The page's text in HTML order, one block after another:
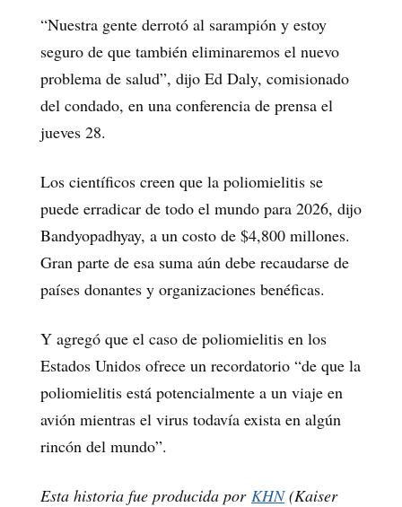
“Nuestra gente derrotó al sarampión y estoy
seguro de que también eliminaremos el nuevo
problema de salud”, dijo Ed Daly, comisionado
del condado, en una conferencia de prensa el
jueves 28.
Los científicos creen que la poliomielitis se
puede erradicar de todo el mundo para 2026, dijo
Bandyopadhyay, a un costo de $4,800 millones.
Gran parte de esa suma aún debe recaudarse de
países donantes y organizaciones benéficas.
Y agregó que el caso de poliomielitis en los
Estados Unidos ofrece un recordatorio “de que la
poliomielitis está potencialmente a un viaje en
avión mientras el virus todavía exista en algún
rincón del mundo”.
Esta historia fue producida por KHN(Kaiser